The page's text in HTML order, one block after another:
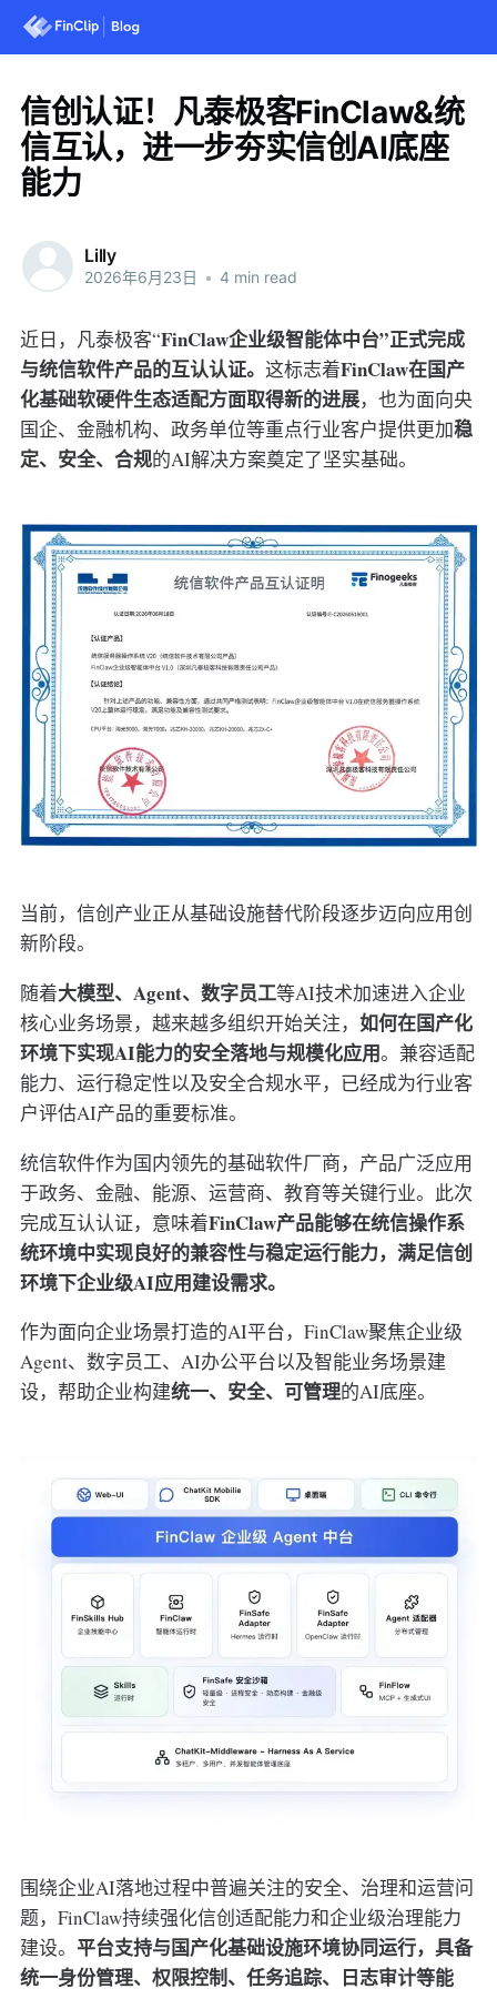
信创认证！凡泰极客FinClaw&统
信互认，进一步夯实信创AI底座
能力
Lilly
2026年6月23日 • 4 min read
近日，凡泰极客“FinClaw企业级智能体中台”正式完成
与统信软件产品的互认认证。 这标志着FinClaw在国产
化基础软硬件生态适配方面取得新的进展，也为面向央
国企、金融机构、政务单位等重点行业客户提供更加稳
定、安全、合规的AI解决方案奠定了坚实基础。
当前，信创产业正从基础设施替代阶段逐步迈向应用创
新阶段。
随着大模型、Agent、数字员工等AI技术加速进入企业
核心业务场景，越来越多组织开始关注， 如何在国产化
环境下实现AI能力的安全落地与规模化应用。兼容适配
能力、运行稳定性以及安全合规水平，已经成为行业客
户评估AI产品的重要标准。
统信软件作为国内领先的基础软件厂商，产品广泛应用
于政务、金融、能源、运营商、教育等关键行业。此次
完成互认认证，意味着FinClaw产品能够在统信操作系
统环境中实现良好的兼容性与稳定运行能力，满足信创
环境下企业级AI应用建设需求。
作为面向企业场景打造的AI平台，FinClaw聚焦企业级
Agent、数字员工、AI办公平台以及智能业务场景建
设，帮助企业构建统一、安全、可管理的AI底座。
围绕企业AI落地过程中普遍关注的安全、治理和运营问
题，FinClaw持续强化信创适配能力和企业级治理能力
建设。 平台支持与国产化基础设施环境协同运行，具备
统一身份管理、权限控制、任务追踪、日志审计等能